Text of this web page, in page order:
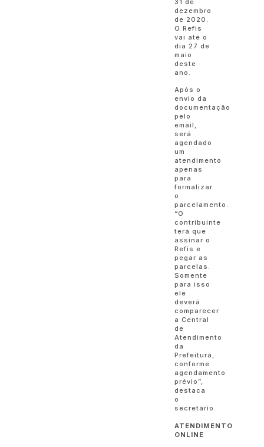
31 de
dezembro
de 2020.
O Refis
vai até o
dia 27 de
maio
deste
ano.
Após o
envio da
documentação
pelo
email,
será
agendado
um
atendimento
apenas
para
formalizar
o
parcelamento.
“O
contribuinte
terá que
assinar o
Refis e
pegar as
parcelas.
Somente
para isso
ele
deverá
comparecer
a Central
de
Atendimento
da
Prefeitura,
conforme
agendamento
prévio”,
destaca
o
secretário.
ATENDIMENTO
ONLINE